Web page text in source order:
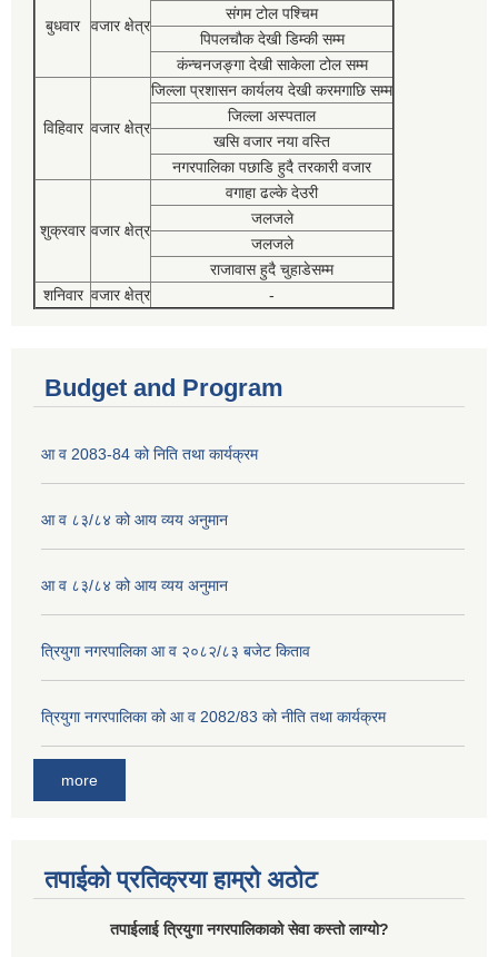
बुधवार वजार क्षेत्र
संगम टोल पश्चिम
पिपलचौक देखी डिम्की सम्म
कंन्चनजङ्गा देखी साकेला टोल सम्म
विहिवार वजार क्षेत्र
जिल्ला प्रशासन कार्यलय देखी करमगाछि सम्म
जिल्ला अस्पताल
खसि वजार नया वस्ति
नगरपालिका पछाडि हुदै तरकारी वजार
शुक्रवार वजार क्षेत्र
वगाहा ढल्के देउरी
जलजले
जलजले
राजावास हुदै चुहाडेसम्म
शनिवार वजार क्षेत्र -
Budget and Program
आ व 2083-84 को निति तथा कार्यक्रम
आ व ८३/८४ को आय व्यय अनुमान
आ व ८३/८४ को आय व्यय अनुमान
त्रियुगा नगरपालिका आ व २०८२/८३ बजेट किताव
त्रियुगा नगरपालिका को आ व 2082/83 को नीति तथा कार्यक्रम
more
तपाईको प्रतिक्रया हाम्रो अठोट
तपाईलाई त्रियुगा नगरपालिकाको सेवा कस्तो लाग्यो?